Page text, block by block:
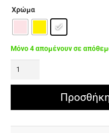
Χρώμα
Μόνο 4 απομένουν σε
MIMOSA
Αραχνοΰφαντο